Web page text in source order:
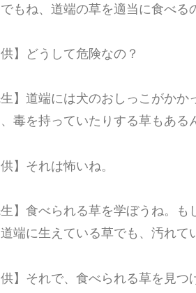
もね、道端の草を適当に食べる
供】どうして危険なの？
生】道端には犬のおしっこがか
毒を持っていたりする草もある
供】それは怖いね。
生】食べられる草を学ぼうね。
端に生えている草でも、汚れて
供】それで、食べられる草を見つ